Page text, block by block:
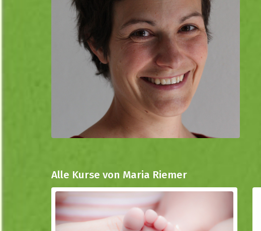
Alle Kurse von Maria Riemer